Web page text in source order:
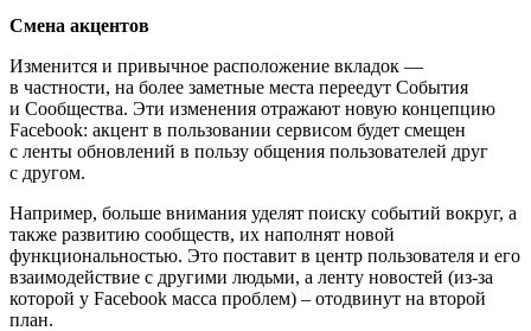
Смена акцентов
Изменится и привычное расположение вкладок —
в частности, на более заметные места переедут События
и Сообщества. Эти изменения отражают новую концепцию
Facebook: акцент в пользовании сервисом будет смещен
с ленты обновлений в пользу общения пользователей друг
с другом.
Например, больше внимания уделят поиску событий вокруг, а
также развитию сообществ, их наполнят новой
функциональностью. Это поставит в центр пользователя и его
взаимодействие с другими людьми, а ленту новостей (из-за
которой у Facebook масса проблем) – отодвинут на второй
план.